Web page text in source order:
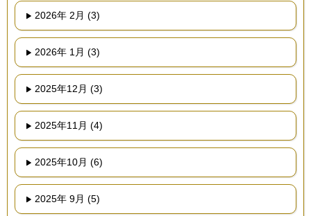
2026年 2月 (3)
2026年 1月 (3)
2025年12月 (3)
2025年11月 (4)
2025年10月 (6)
2025年 9月 (5)